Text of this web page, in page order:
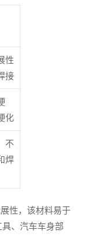
性
接
化
不
焊
性，该材料易于
、汽车车身部